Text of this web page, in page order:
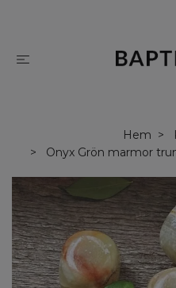
Hem
Onyx Grön marmor